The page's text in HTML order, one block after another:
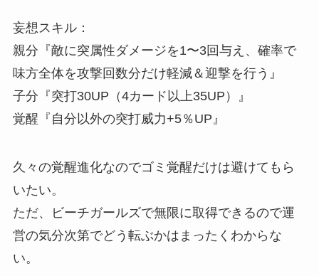
妄想スキル：
親分『敵に突属性ダメージを1〜3回与え、確率で
味方全体を攻撃回数分だけ軽減＆迎撃を行う』
子分『突打30UP（4カード以上35UP）』
覚醒『自分以外の突打威力+5％UP』
久々の覚醒進化なのでゴミ覚醒だけは避けてもら
いたい。
ただ、ビーチガールズで無限に取得できるので運
営の気分次第でどう転ぶかはまったくわからな
い。